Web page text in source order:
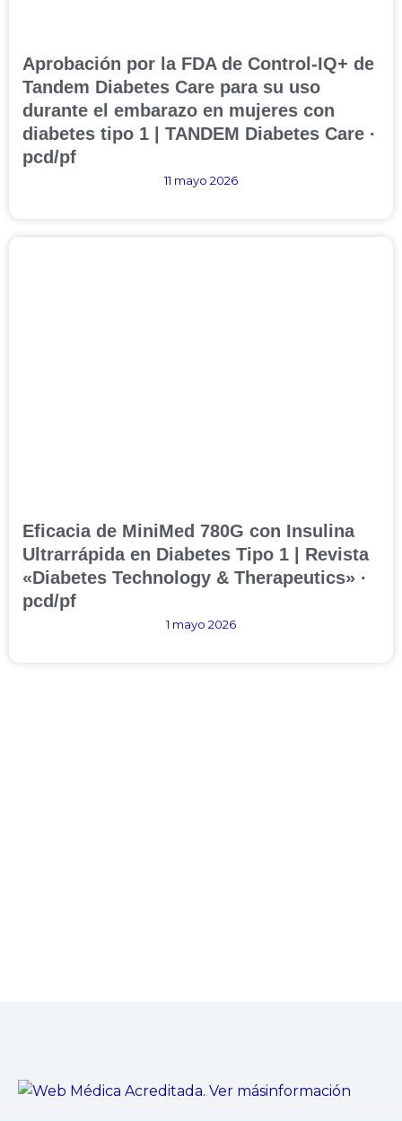
Aprobación por la FDA de Control-IQ+ de
Tandem Diabetes Care para su uso
durante el embarazo en mujeres con
diabetes tipo 1 | TANDEM Diabetes Care ·
pcd/pf
11 mayo 2026
Eficacia de MiniMed 780G con Insulina
Ultrarrápida en Diabetes Tipo 1 | Revista
«Diabetes Technology & Therapeutics» ·
pcd/pf
1 mayo 2026